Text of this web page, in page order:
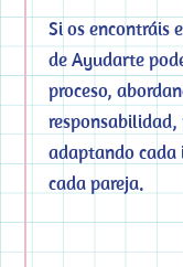
Si os encontráis
de Ayudarte
proceso,
adaptando cada
cada pareja.
DE MÍ